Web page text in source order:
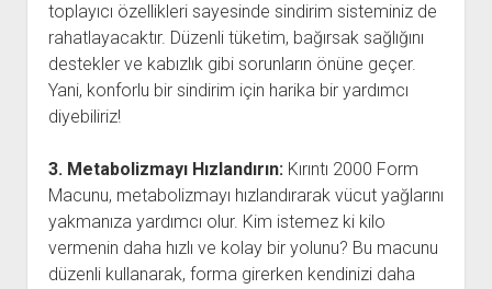
toplayıcı özellikleri sayesinde sindirim sisteminiz de
rahatlayacaktır. Düzenli tüketim, bağırsak sağlığını
destekler ve kabızlık gibi sorunların önüne geçer.
Yani, konforlu bir sindirim için harika bir yardımcı
diyebiliriz!
3. Metabolizmayı Hızlandırın:Kırıntı 2000 Form
Macunu, metabolizmayı hızlandırarak vücut yağlarını
yakmanıza yardımcı olur. Kim istemez ki kilo
vermenin daha hızlı ve kolay bir yolunu? Bu macunu
düzenli kullanarak, forma girerken kendinizi daha